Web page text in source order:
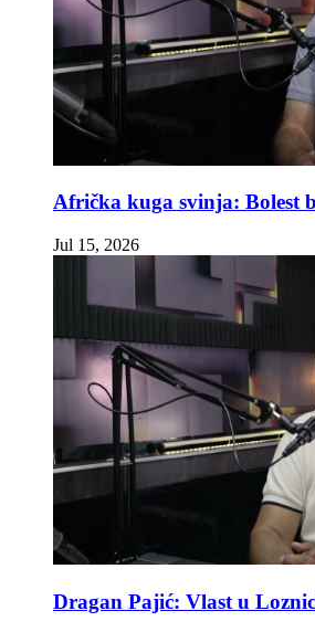
Afrička kuga svinja: Bolest
Jul 15, 2026
Dragan Pajić: Vlast u